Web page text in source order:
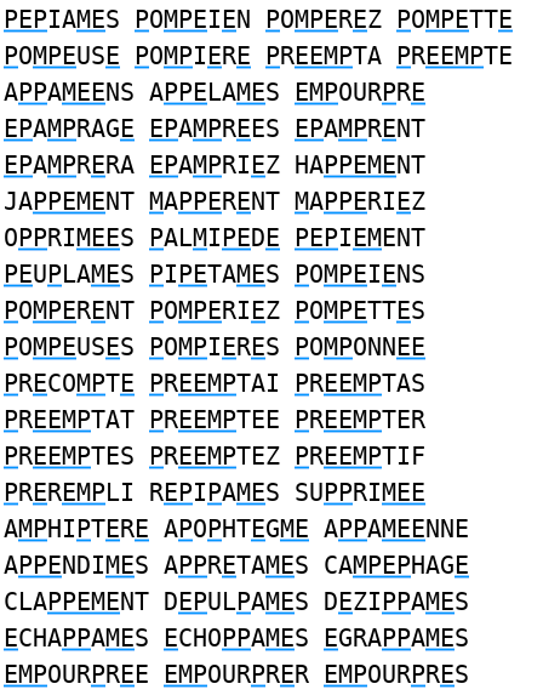
PEPIAMES POMPEIEN POMPEREZ POMPETTE
POMPEUSE POMPIERE PREEMPTA PREEMPTE
APPAMEENS APPELAMES EMPOURPRE
EPAMPRAGE EPAMPREES EPAMPRENT
EPAMPRERA EPAMPRIEZ HAPPEMENT
JAPPEMENT MAPPERENT MAPPERIEZ
OPPRIMEES PALMIPEDE PEPIEMENT
PEUPLAMES PIPETAMES POMPEIENS
POMPERENT POMPERIEZ POMPETTES
POMPEUSES POMPIERES POMPONNEE
PRECOMPTE PREEMPTAI PREEMPTAS
PREEMPTAT PREEMPTEE PREEMPTER
PREEMPTES PREEMPTEZ PREEMPTIF
PREREMPLI REPIPAMES SUPPRIMEE
AMPHIPTERE APOPHTEGME APPAMEENNE
APPENDIMES APPRETAMES CAMPEPHAGE
CLAPPEMENT DEPULPAMES DEZIPPAMES
ECHAPPAMES ECHOPPAMES EGRAPPAMES
EMPOURPREE EMPOURPRER EMPOURPRES